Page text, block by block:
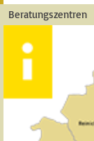
Beratungszentren